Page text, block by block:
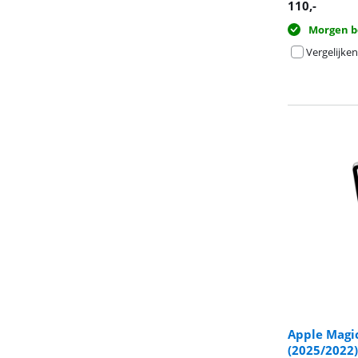
110,-
Morgen
Vergelijken
Apple
(2025/2022)